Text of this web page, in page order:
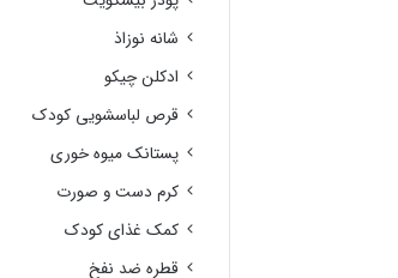
شانه نوزاذ
ادکلن چیکو
قرص لباسشویی کودک
پستانک میوه خوری
کرم دست و صورت
کمک غذای کودک
قطره ضد نفخ